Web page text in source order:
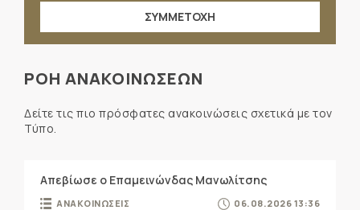
ΣΥΜΜΕΤΟΧΗ
ΡΟΗ ΑΝΑΚΟΙΝΩΣΕΩΝ
Δείτε τις πιο πρόσφατες ανακοινώσεις σχετικά με τον
Τύπο.
Απεβίωσε ο Επαμεινώνδας Μανωλίτσης
ΑΝΑΚΟΙΝΩΣΕΙΣ 06.08.2026 13:36